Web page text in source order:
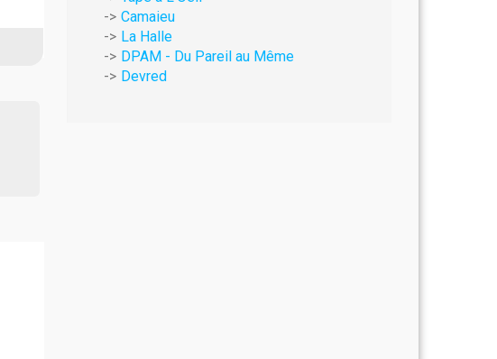
Camaieu
La Halle
DPAM - Du Pareil au Même
Devred